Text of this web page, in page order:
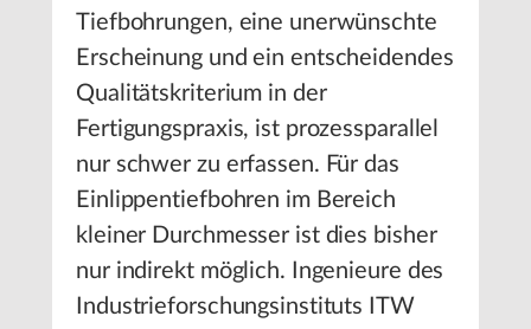
Tiefbohrungen, eine unerwünschte
Erscheinung und ein entscheidendes
Qualitätskriterium in der
Fertigungspraxis, ist prozessparallel
nur schwer zu erfassen. Für das
Einlippentiefbohren im Bereich
kleiner Durchmesser ist dies bisher
nur indirekt möglich. Ingenieure des
Industrieforschungsinstituts ITW